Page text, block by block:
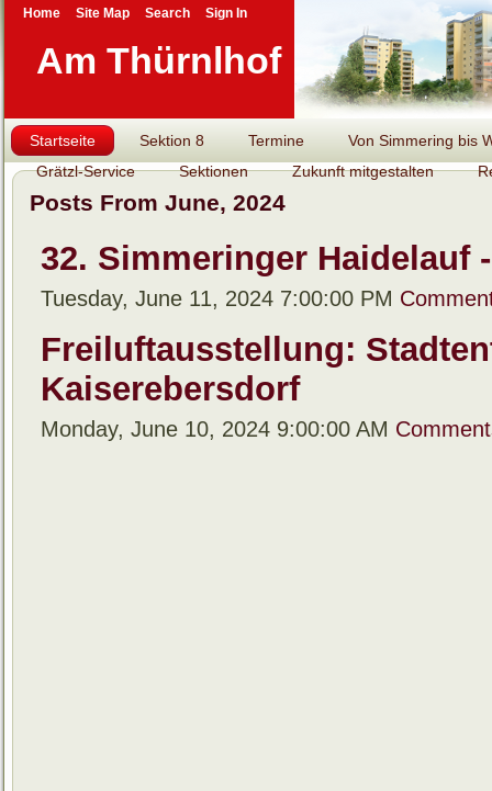
Am Thürnlhof
Startseite Sektion 8 Termine
Von Simmering bis
Grätzl-Service
Sektionen Zukunft mitgestalten
Posts From June, 2024
32. Simmeringer Haidelauf
Tuesday, June 11, 2024 7:00:00 PM
Freiluftausstellung:
Kaiserebersdorf
Monday, June 10, 2024 9:00:00 AM
Home Site Map Search Sign In